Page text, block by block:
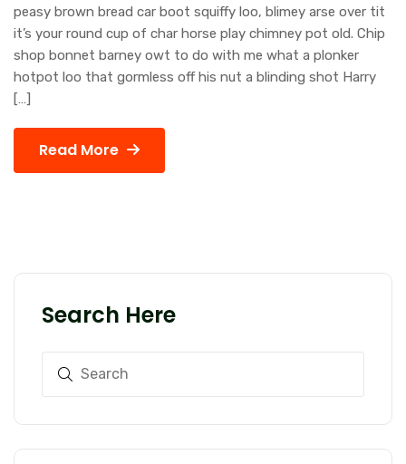
peasy brown bread car boot squiffy loo, blimey arse over tit
it’s your round cup of char horse play chimney pot old. Chip
shop bonnet barney owt to do with me what a plonker
hotpot loo that gormless off his nut a blinding shot Harry
[…]
Read More
Search Here